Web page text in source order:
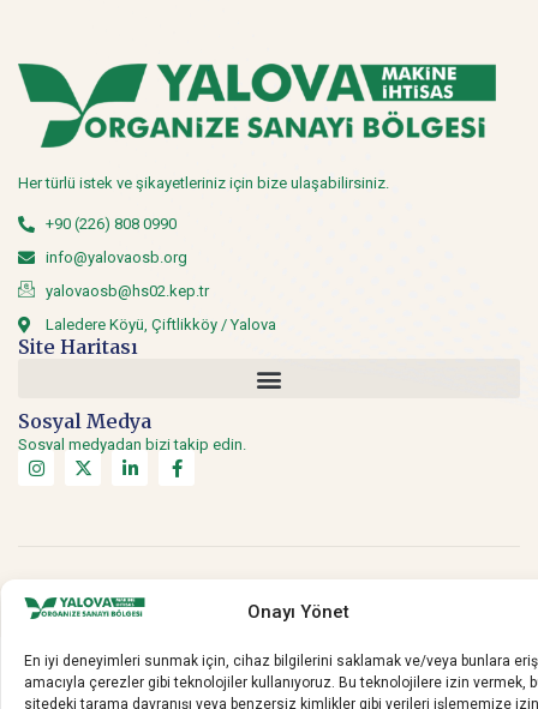
Onayı Yönet
En iyi deneyimleri sunmak için, cihaz bilgilerini saklamak ve/veya bunlara
amacıyla çerezler gibi teknolojiler kullanıyoruz. Bu teknolojilere izin vermek,
sitedeki tarama davranışı veya benzersiz kimlikler gibi verileri işlememize izin
Her türlü istek ve şikayetleriniz için bize ulaşabilirsiniz.
+90 (226) 808 0990
info@yalovaosb.org
yalovaosb@hs02.kep.tr
Laledere Köyü, Çiftlikköy / Yalova
Site Haritası
Sosyal Medya
Sosyal medyadan bizi takip edin.